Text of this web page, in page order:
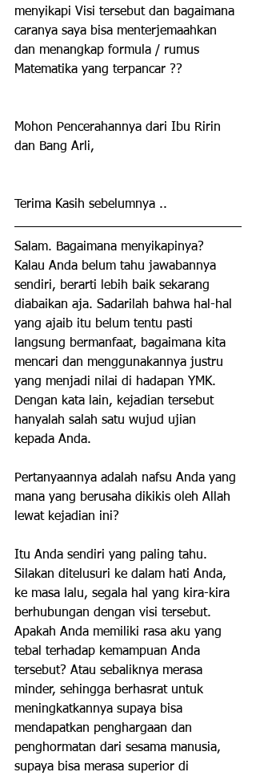
menyikapi Visi tersebut dan bagaimana
caranya saya bisa menterjemaahkan
dan menangkap formula / rumus
Matematika yang terpancar ??
Mohon Pencerahannya dari Ibu Ririn
dan Bang Arli,
Terima Kasih sebelumnya ..
Salam. Bagaimana menyikapinya?
Kalau Anda belum tahu jawabannya
sendiri, berarti lebih baik sekarang
diabaikan aja. Sadarilah bahwa hal-hal
yang ajaib itu belum tentu pasti
langsung bermanfaat, bagaimana kita
mencari dan menggunakannya justru
yang menjadi nilai di hadapan YMK.
Dengan kata lain, kejadian tersebut
hanyalah salah satu wujud ujian
kepada Anda.
Pertanyaannya adalah nafsu Anda yang
mana yang berusaha dikikis oleh Allah
lewat kejadian ini?
Itu Anda sendiri yang paling tahu.
Silakan ditelusuri ke dalam hati Anda,
ke masa lalu, segala hal yang kira-kira
berhubungan dengan visi tersebut.
Apakah Anda memiliki rasa aku yang
tebal terhadap kemampuan Anda
tersebut? Atau sebaliknya merasa
minder, sehingga berhasrat untuk
meningkatkannya supaya bisa
mendapatkan penghargaan dan
penghormatan dari sesama manusia,
supaya bisa merasa superior di